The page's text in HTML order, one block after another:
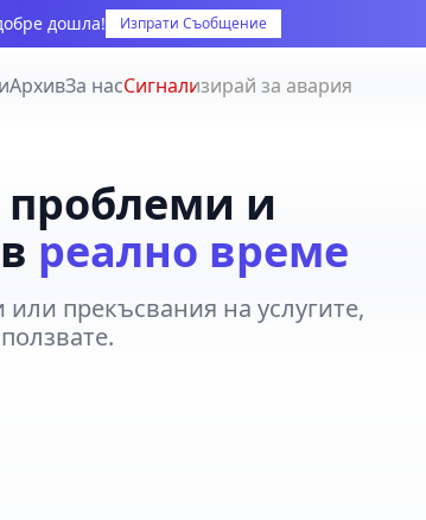
дошла! Изпрати Съобщение
АрхивЗа насСигнализирай за авария
и
реално време
прекъсвания на услугите,